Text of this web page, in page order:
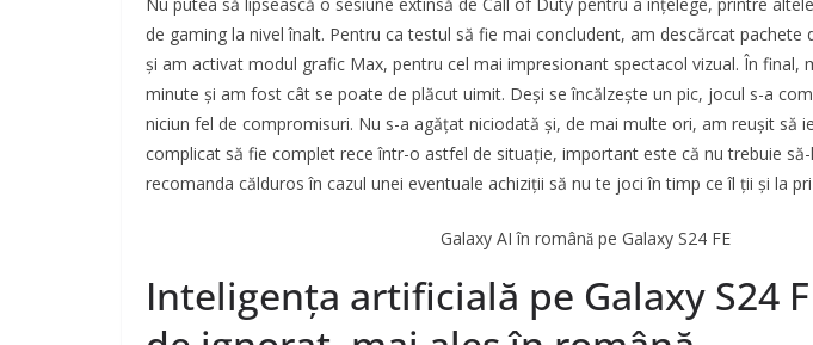
Nu putea să lipsească o sesiune extinsă de Call of Duty pentru a înțelege, printre
de gaming la nivel înalt. Pentru ca testul să fie mai concludent, am descărcat pachete
și am activat modul grafic Max, pentru cel mai impresionant spectacol vizual. În final,
minute și am fost cât se poate de plăcut uimit. Deși se încălzește un pic, jocul s-a
niciun fel de compromisuri. Nu s-a agățat niciodată și, de mai multe ori, am reușit să
complicat să fie complet rece într-o astfel de situație, important este că nu trebuie
recomanda călduros în cazul unei eventuale achiziții să nu te joci în timp ce îl ții și la
Galaxy AI în română pe Galaxy S24 FE
Inteligența artificială pe Galaxy S24